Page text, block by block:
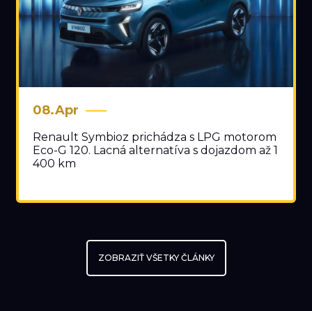
08.Apr
Renault Symbioz prichádza s LPG motorom
Eco-G 120. Lacná alternatíva s dojazdom až 1
400 km
ZOBRAZIŤ VŠETKY ČLÁNKY